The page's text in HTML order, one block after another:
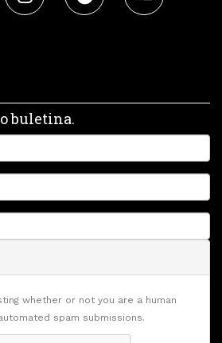
buletina.
whether or not you are a human
spam submissions.